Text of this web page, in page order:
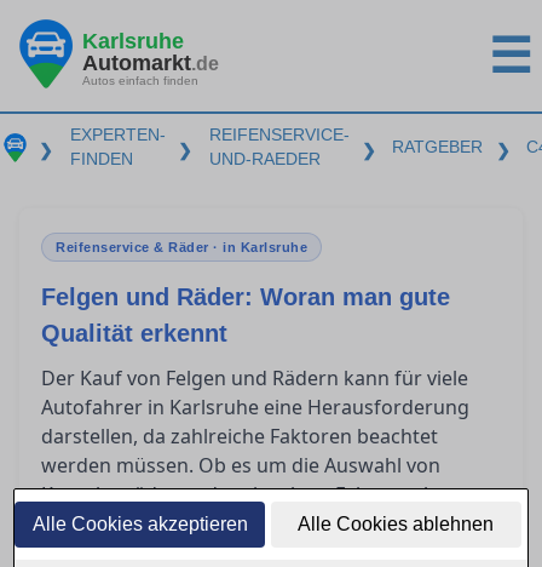
Alle Cookies akzeptieren Alle Cookies ablehnen
Karlsruhe
Automarkt.de
Autos einfach finden ☰
❯
EXPERTEN-
FINDEN
❯
REIFENSERVICE-
UND-RAEDER
❯ RATGEBER ❯
Reifenservice & Räder · in Karlsruhe
Felgen und Räder: Woran man gute
Qualität erkennt
Der Kauf von Felgen und Rädern kann für viele
Autofahrer in Karlsruhe eine Herausforderung
darstellen, da zahlreiche Faktoren beachtet
werden müssen. Ob es um die Auswahl von
Kompletträdern oder einzelnen Felgen geht,
Fachwissen über die Qualitätsmerkmale und
rechtlichen Anforderungen wie ABE und